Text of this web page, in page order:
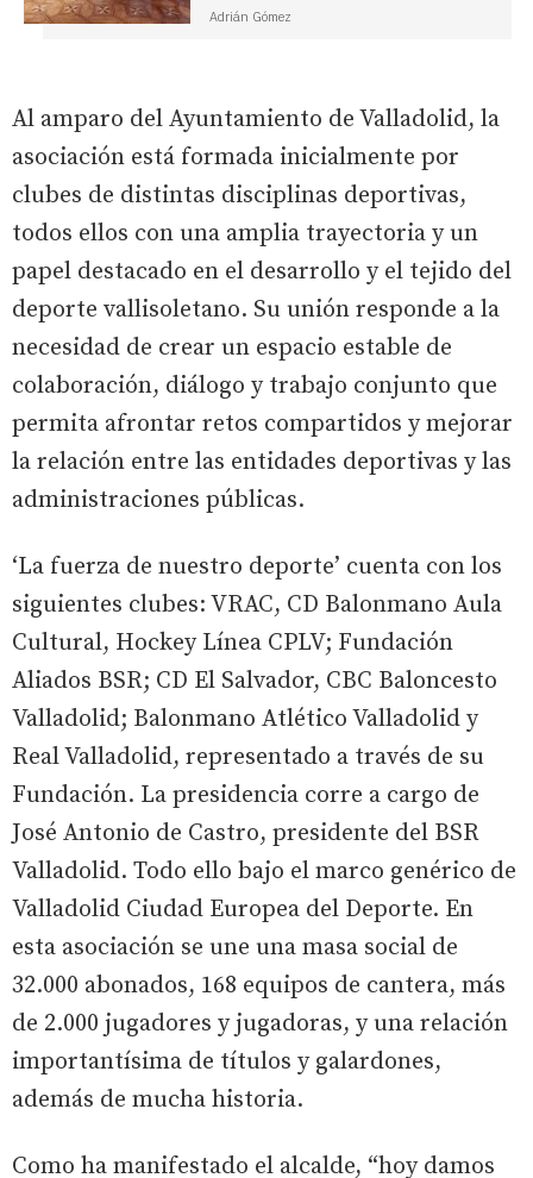
Adrián Gómez
Al amparo del Ayuntamiento de Valladolid, la
asociación está formada inicialmente por
clubes de distintas disciplinas deportivas,
todos ellos con una amplia trayectoria y un
papel destacado en el desarrollo y el tejido del
deporte vallisoletano. Su unión responde a la
necesidad de crear un espacio estable de
colaboración, diálogo y trabajo conjunto que
permita afrontar retos compartidos y mejorar
la relación entre las entidades deportivas y las
administraciones públicas.
‘La fuerza de nuestro deporte’ cuenta con los
siguientes clubes: VRAC, CD Balonmano Aula
Cultural, Hockey Línea CPLV; Fundación
Aliados BSR; CD El Salvador, CBC Baloncesto
Valladolid; Balonmano Atlético Valladolid y
Real Valladolid, representado a través de su
Fundación. La presidencia corre a cargo de
José Antonio de Castro, presidente del BSR
Valladolid. Todo ello bajo el marco genérico de
Valladolid Ciudad Europea del Deporte. En
esta asociación se une una masa social de
32.000 abonados, 168 equipos de cantera, más
de 2.000 jugadores y jugadoras, y una relación
importantísima de títulos y galardones,
además de mucha historia.
Como ha manifestado el alcalde, “hoy damos